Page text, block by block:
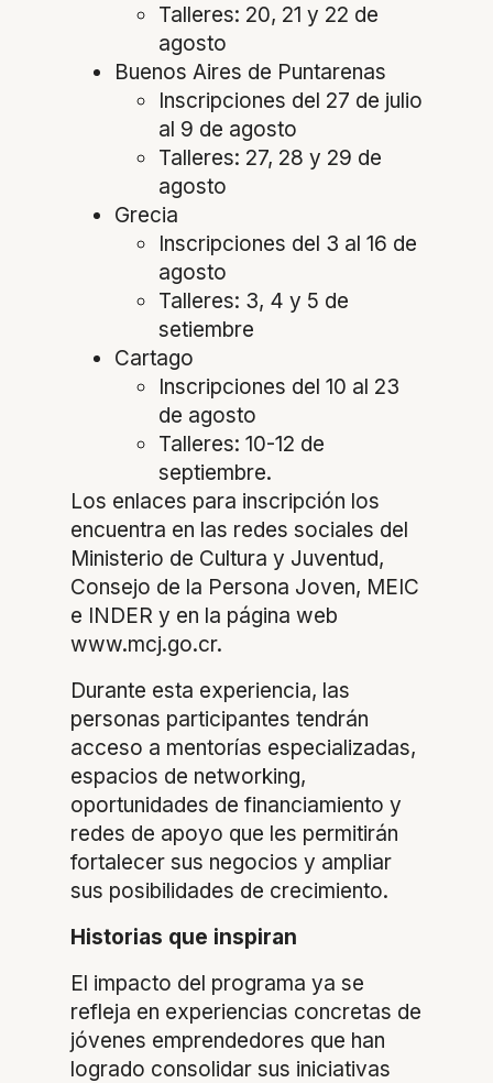
Talleres: 20, 21 y 22 de
agosto
Buenos Aires de Puntarenas
Inscripciones del 27 de julio
al 9 de agosto
Talleres: 27, 28 y 29 de
agosto
Grecia
Inscripciones del 3 al 16 de
agosto
Talleres: 3, 4 y 5 de
setiembre
Cartago
Inscripciones del 10 al 23
de agosto
Talleres: 10-12 de
septiembre.
Los enlaces para inscripción los
encuentra en las redes sociales del
Ministerio de Cultura y Juventud,
Consejo de la Persona Joven, MEIC
e INDER y en la página web
www.mcj.go.cr.
Durante esta experiencia, las
personas participantes tendrán
acceso a mentorías especializadas,
espacios de networking,
oportunidades de financiamiento y
redes de apoyo que les permitirán
fortalecer sus negocios y ampliar
sus posibilidades de crecimiento.
Historias que inspiran
El impacto del programa ya se
refleja en experiencias concretas de
jóvenes emprendedores que han
logrado consolidar sus iniciativas